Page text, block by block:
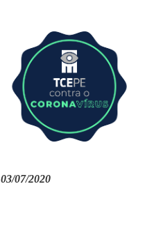
07/2020